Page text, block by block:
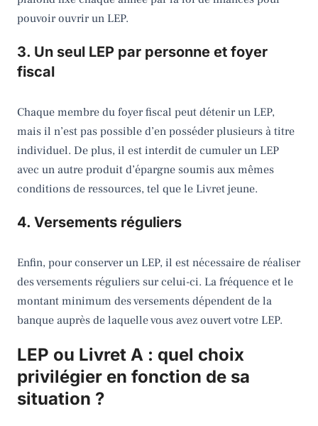
pouvoir ouvrir un LEP.
3. Un seul LEP par personne et foyer
fiscal
Chaque membre du foyer fiscal peut détenir un LEP,
mais il n’est pas possible d’en posséder plusieurs à titre
individuel. De plus, il est interdit de cumuler un LEP
avec un autre produit d’épargne soumis aux mêmes
conditions de ressources, tel que le Livret jeune.
4. Versements réguliers
Enfin, pour conserver un LEP, il est nécessaire de réaliser
des versements réguliers sur celui-ci. La fréquence et le
montant minimum des versements dépendent de la
banque auprès de laquelle vous avez ouvert votre LEP.
LEP ou Livret A : quel choix
privilégier en fonction de sa
situation ?